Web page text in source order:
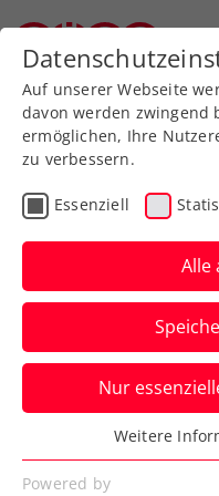
Zurück zur
Turniere
Upper
Linz:
Svitolina
Die Linz AG
Säule des WTA-
Oberösterreichs
Verfasst von:
Auf unserer Webseite
davon werden zwingend
ermöglichen, Ihre
zu verbessern.
Essenziell
Alle
Nur
Essenziell
Essenzielle Cookies
Weitere
Powered by